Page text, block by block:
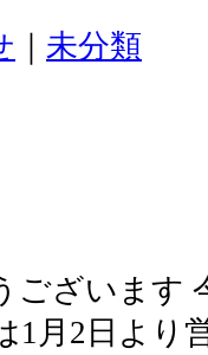
未分類
ございます
1月2日より